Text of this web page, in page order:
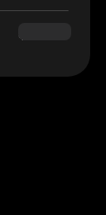
$180.00